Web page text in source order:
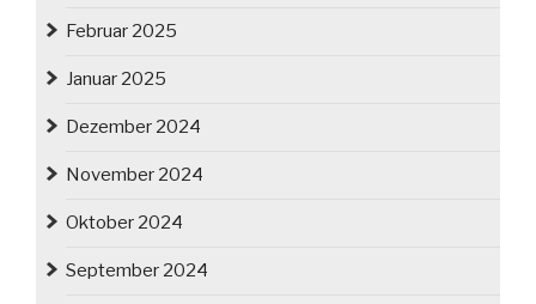
Februar 2025
Januar 2025
Dezember 2024
November 2024
Oktober 2024
September 2024